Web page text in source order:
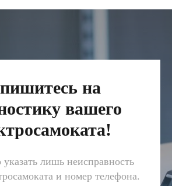
на
вашего
указать лишь неисправность
и номер телефона.